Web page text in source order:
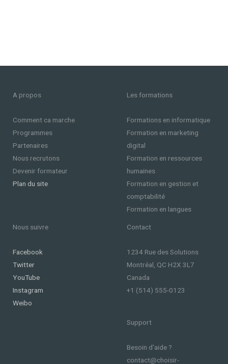
A propos
Comment ca marche
Programmes
Partenaires
Nous recrutons
Devenir formateur
Plan du site
Les formations
Formations en informatique
Formation en marketing
digital
Formation en ressources
humaines
Formation en gestion et
comptabilité
Formation en langues
Nous suivre
Facebook
Twitter
YouTube
Instagram
Weibo
Contact
1234 Rue des Solutions
Montréal, QC H2X 3L7
Canada
+1 (514) 555-0123
Support
Besoin d'aide ?
contact@choisir-